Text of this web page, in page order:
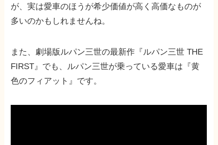
が、実は愛車のほうが希少価値が高く高価なものが
多いのかもしれませんね。
また、劇場版ルパン三世の最新作『ルパン三世 THE
FIRST』でも、ルパン三世が乗っている愛車は『黄
色のフィアット』です。